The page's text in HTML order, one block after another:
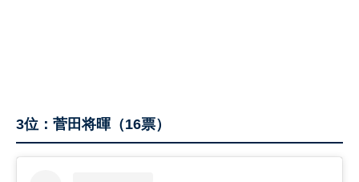
3位：菅田将暉（16票）